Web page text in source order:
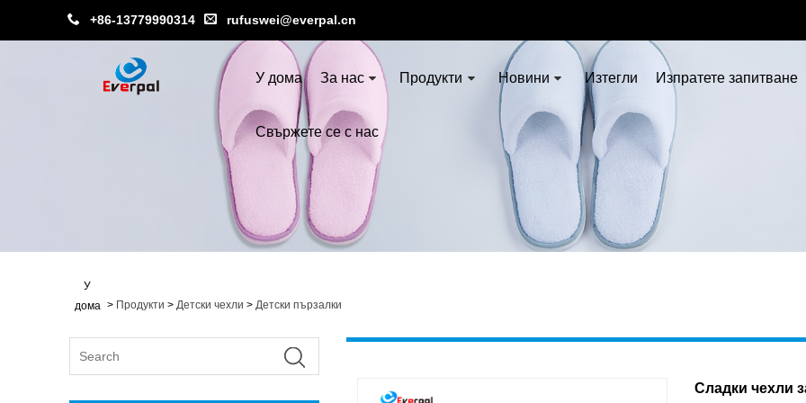
+86-13779990314 rufuswei@everpal.cn
У дома За нас Продукти Новини Изтегли Изпратете запитване
Свържете се с нас
У
дома > Продукти > Детски чехли > Детски пързалки
Сладки чехли